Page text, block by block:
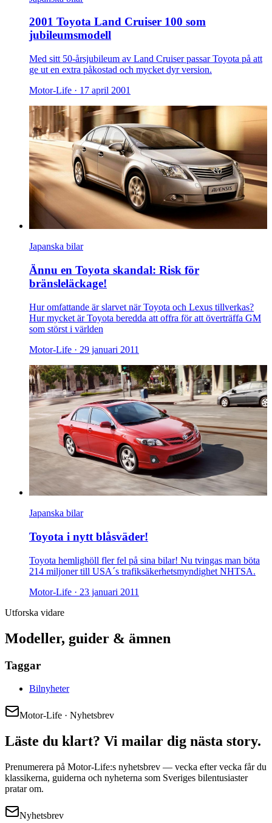
2001 Toyota Land Cruiser 100 som
jubileumsmodell
Med sitt 50-årsjubileum av Land Cruiser passar Toyota på att
ge ut en extra påkostad och mycket dyr version.
Motor-Life · 17 april 2001
Japanska bilar
Ännu en Toyota skandal: Risk för
bränsleläckage!
Hur omfattande är slarvet när Toyota och Lexus tillverkas?
Hur mycket är Toyota beredda att offra för att överträffa GM
som störst i världen
Motor-Life · 29 januari 2011
Japanska bilar
Toyota i nytt blåsväder!
Toyota hemlighöll fler fel på sina bilar! Nu tvingas man böta
214 miljoner till USA´s trafiksäkerhetsmyndighet NHTSA.
Motor-Life · 23 januari 2011
Utforska vidare
Modeller, guider & ämnen
Taggar
Bilnyheter
Motor-Life · Nyhetsbrev
Läste du klart? Vi mailar dig nästa story.
Prenumerera på Motor-Life:s nyhetsbrev — vecka efter vecka får du
klassikerna, guiderna och nyheterna som Sveriges bilentusiaster
pratar om.
Nyhetsbrev